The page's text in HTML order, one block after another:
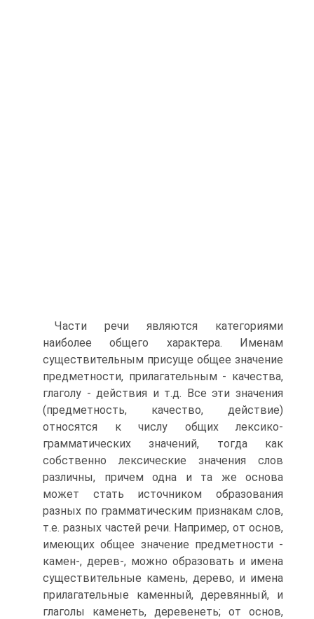
Части речи являются категориями
наиболее общего характера. Именам
существительным присуще общее значение
предметности, прилагательным - качества,
глаголу - действия и т.д. Все эти значения
(предметность, качество, действие)
относятся к числу общих лексико-
грамматических значений, тогда как
собственно лексические значения слов
различны, причем одна и та же основа
может стать источником образования
разных по грамматическим признакам слов,
т.е. разных частей речи. Например, от основ,
имеющих общее значение предметности -
камен-, дерев-, можно образовать и имена
существительные камень, дерево, и имена
прилагательные каменный, деревянный, и
глаголы каменеть, деревенеть; от основ,